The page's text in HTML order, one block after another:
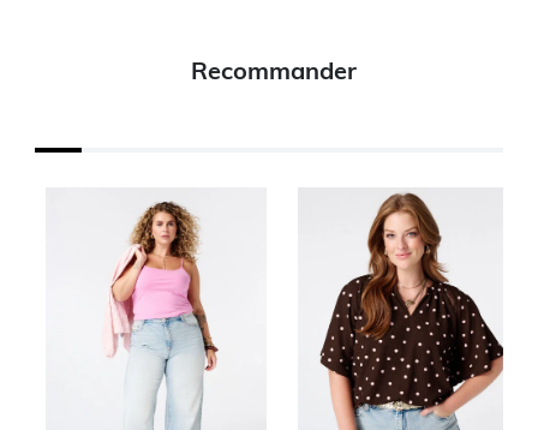
Recommander